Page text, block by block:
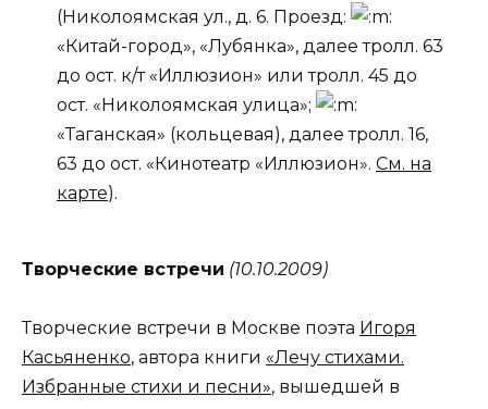
(Николоямская ул., д. 6. Проезд:
«Китай-город», «Лубянка», далее тролл. 63
до ост. к/т «Иллюзион» или тролл. 45 до
ост. «Николоямская улица»;
«Таганская» (кольцевая), далее тролл. 16,
63 до ост. «Кинотеатр «Иллюзион». См. на
карте).
Творческие встречи (10.10.2009)
Творческие встречи в Москве поэта Игоря
Касьяненко, автора книги «Лечу стихами.
Избранные стихи и песни», вышедшей в